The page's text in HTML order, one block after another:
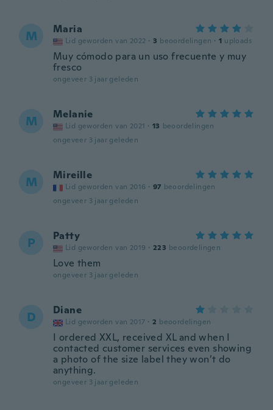
M Maria
Lid geworden van 2022 · 3 beoordelingen · 1 uploads
Muy cómodo para un uso frecuente y muy
fresco
ongeveer 3 jaar geleden
M Melanie
Lid geworden van 2021 · 13 beoordelingen
ongeveer 3 jaar geleden
M Mireille
Lid geworden van 2016 · 97 beoordelingen
ongeveer 3 jaar geleden
P Patty
Lid geworden van 2019 · 223 beoordelingen
Love them
ongeveer 3 jaar geleden
D Diane
Lid geworden van 2017 · 2 beoordelingen
I ordered XXL, received XL and when I
contacted customer services even showing
a photo of the size label they won’t do
anything.
ongeveer 3 jaar geleden